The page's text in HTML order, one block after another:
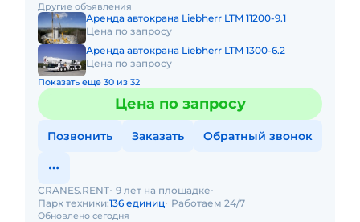
Другие объявления
Аренда автокрана Liebherr LTM 11200-9.1
Цена по запросу
Аренда автокрана Liebherr LTM 1300-6.2
Цена по запросу
Показать еще 30 из 32
Цена по запросу
Позвонить Заказать Обратный звонок
Обновлено сегодня
CRANES.RENT 9 лет на площадке
Парк техники:136 единиц Работаем 24/7